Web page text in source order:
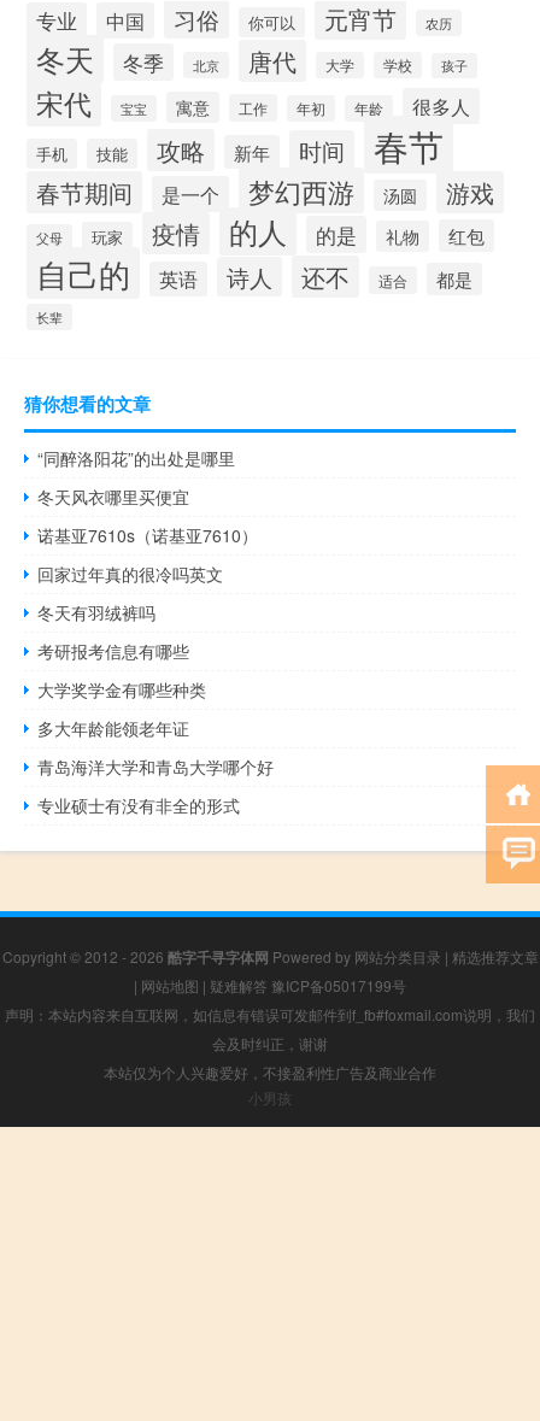
专业 中国 习俗 你可以 元宵节 农历
冬天 冬季 北京 唐代 大学 学校 孩子
宋代 宝宝 寓意 工作 年初 年龄 很多人
手机 技能 攻略 新年 时间 春节
春节期间 是一个 梦幻西游 汤圆 游戏
父母 玩家 疫情 的人 的是 礼物 红包
自己的 英语 诗人 还不 适合 都是
长辈
猜你想看的文章
“同醉洛阳花”的出处是哪里
冬天风衣哪里买便宜
诺基亚7610s（诺基亚7610）
回家过年真的很冷吗英文
冬天有羽绒裤吗
考研报考信息有哪些
大学奖学金有哪些种类
多大年龄能领老年证
青岛海洋大学和青岛大学哪个好
专业硕士有没有非全的形式
Copyright © 2012 - 2026 酷字千寻字体网 Powered by 网站分类目录 | 精选推荐文章
| 网站地图 | 疑难解答 豫ICP备05017199号
声明：本站内容来自互联网，如信息有错误可发邮件到f_fb#foxmail.com说明，我们
会及时纠正，谢谢
本站仅为个人兴趣爱好，不接盈利性广告及商业合作
小男孩